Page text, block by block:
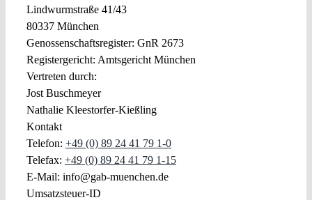
Lindwurmstraße 41/43
80337 München
Genossenschaftsregister: GnR 2673
Registergericht: Amtsgericht München
Vertreten durch:
Jost Buschmeyer
Nathalie Kleestorfer-Kießling
Kontakt
Telefon: +49 (0) 89 24 41 79 1-0
Telefax: +49 (0) 89 24 41 79 1-15
E-Mail: info@gab-muenchen.de
Umsatzsteuer-ID